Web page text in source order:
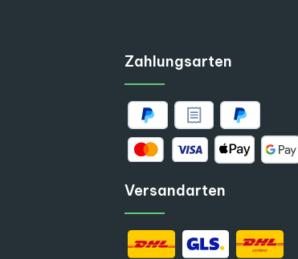
Zahlungsarten
Versandarten